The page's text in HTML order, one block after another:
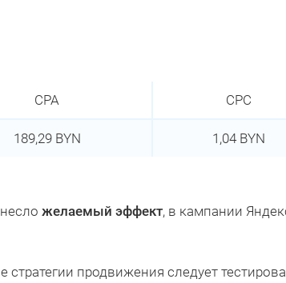
CPA CPC
189,29 BYN 1,04 BYN
желаемый эффект, в кампании
продвижения следует